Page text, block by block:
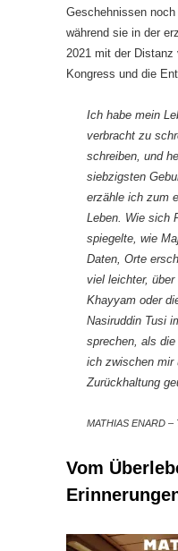
Geschehnissen
während sie in der
2021 mit der
Kongress und die
Ich habe mein
verbracht zu
schreiben, und
siebzigsten
erzähle ich zum
Leben. Wie sich
spiegelte, wie
Daten, Orte
viel leichter,
Khayyam oder
Nasiruddin Tusi
sprechen, als
ich zwischen mir
Zurückhaltung
MATHIAS ENARD –
Vom